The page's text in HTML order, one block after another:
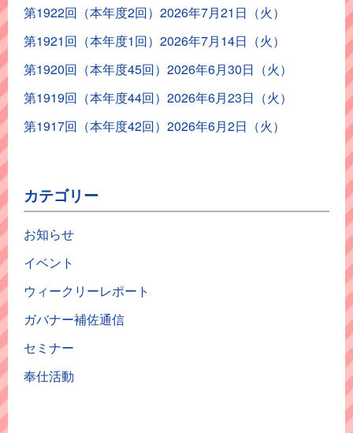
第1922回（本年度2回）2026年7月21日（火）
第1921回（本年度1回）2026年7月14日（火）
第1920回（本年度45回）2026年6月30日（火）
第1919回（本年度44回）2026年6月23日（火）
第1917回（本年度42回）2026年6月2日（火）
カテゴリー
お知らせ
イベント
ウィークリーレポート
ガバナー補佐通信
セミナー
奉仕活動